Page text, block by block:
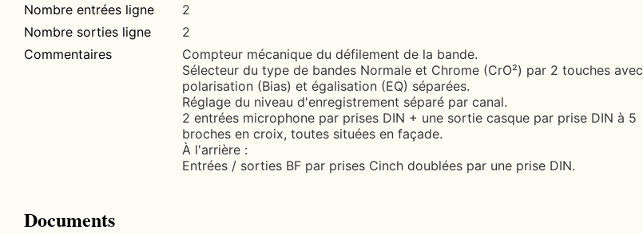
Nombre entrées ligne
2
Nombre sorties ligne
2
Commentaires
Compteur mécanique du défilement de la bande.
Sélecteur du type de bandes Normale et Chrome (CrO²) par 2 touches avec
polarisation (Bias) et égalisation (EQ) séparées.
Réglage du niveau d'enregistrement séparé par canal.
2 entrées microphone par prises DIN + une sortie casque par prise DIN à 5
broches en croix, toutes situées en façade.
À l'arrière :
Entrées / sorties BF par prises Cinch doublées par une prise DIN.
Documents